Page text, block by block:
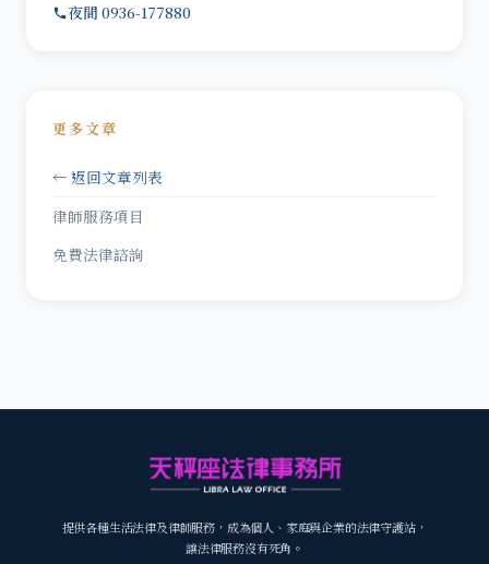
夜間 0936-177880
更多文章
← 返回文章列表
律師服務項目
免費法律諮詢
提供各種生活法律及律師服務，成為個人、家庭與企業的法律守護站，
讓法律服務沒有死角。